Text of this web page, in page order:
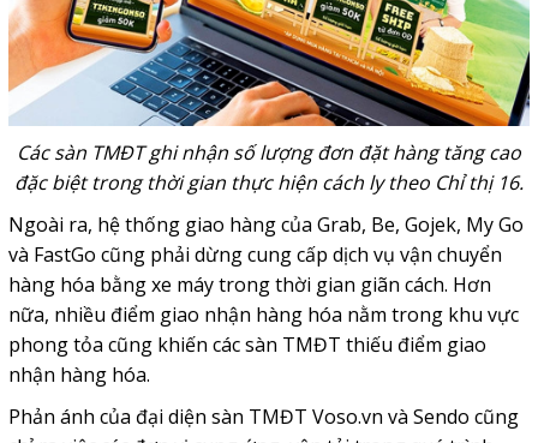
Các sàn TMĐT ghi nhận số lượng đơn đặt hàng tăng cao
đặc biệt trong thời gian thực hiện cách ly theo Chỉ thị 16.
Ngoài ra, hệ thống giao hàng của Grab, Be, Gojek, My Go
và FastGo cũng phải dừng cung cấp dịch vụ vận chuyển
hàng hóa bằng xe máy trong thời gian giãn cách. Hơn
nữa, nhiều điểm giao nhận hàng hóa nằm trong khu vực
phong tỏa cũng khiến các sàn TMĐT thiếu điểm giao
nhận hàng hóa.
Phản ánh của đại diện sàn TMĐT Voso.vn và Sendo cũng